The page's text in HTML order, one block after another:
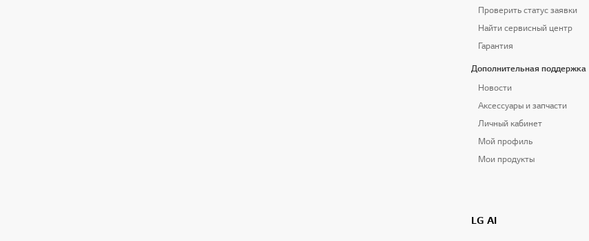
Проверить статус заявки
Найти сервисный центр
Гарантия
Дополнительная поддержка
Новости
Аксессуары и запчасти
Личный кабинет
Мой профиль
Мои продукты
LG AI